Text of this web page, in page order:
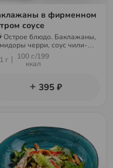
в фирменном
соусе
Острое блюдо. Баклажаны,
черри, соус чили-
соус ореховый, микс
арахис
г
100 г./199
ккал
395 ₽